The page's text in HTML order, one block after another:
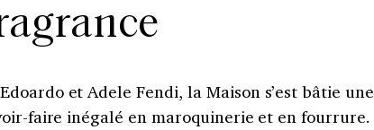
et Adele Fendi, la Maison s’est bâtie une
faire inégalé en maroquinerie et en fourrure.